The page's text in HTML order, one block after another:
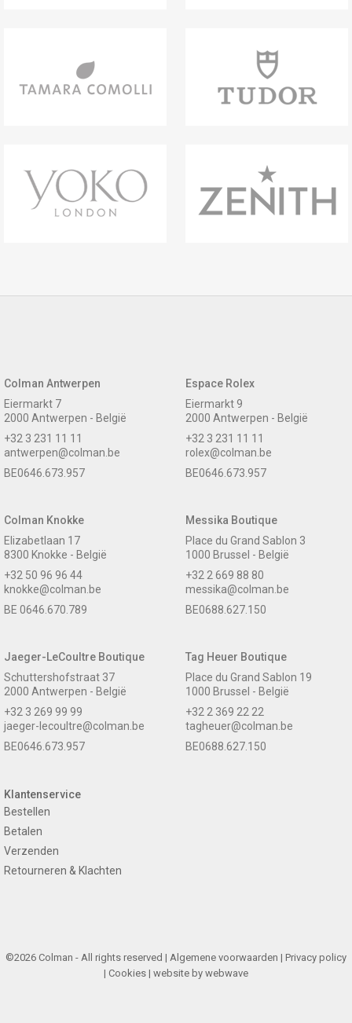
Colman Antwerpen
Eiermarkt 7
2000 Antwerpen - België
+32 3 231 11 11
antwerpen@colman.be
BE0646.673.957
Espace Rolex
Eiermarkt 9
2000 Antwerpen - België
+32 3 231 11 11
rolex@colman.be
BE0646.673.957
Colman Knokke
Elizabetlaan 17
8300 Knokke - België
+32 50 96 96 44
knokke@colman.be
BE 0646.670.789
Messika Boutique
Place du Grand Sablon 3
1000 Brussel - België
+32 2 669 88 80
messika@colman.be
BE0688.627.150
Jaeger-LeCoultre Boutique
Schuttershofstraat 37
2000 Antwerpen - België
+32 3 269 99 99
jaeger-lecoultre@colman.be
BE0646.673.957
Tag Heuer Boutique
Place du Grand Sablon 19
1000 Brussel - België
+32 2 369 22 22
tagheuer@colman.be
BE0688.627.150
Klantenservice
Bestellen
Betalen
Verzenden
Retourneren & Klachten
©2026 Colman - All rights reserved | Algemene voorwaarden | Privacy policy
| Cookies | website by webwave